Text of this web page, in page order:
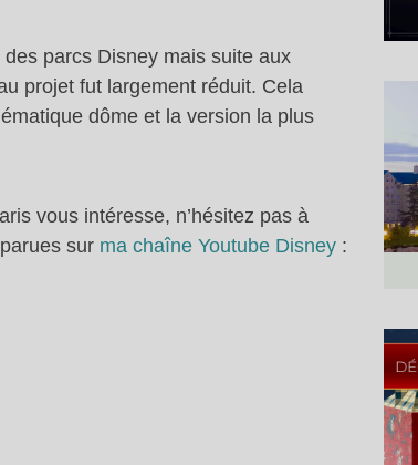
parcs Disney mais suite aux
projet fut largement réduit. Cela
dôme et la version la plus
vous intéresse, n’hésitez pas à
sur ma chaîne Youtube Disney :